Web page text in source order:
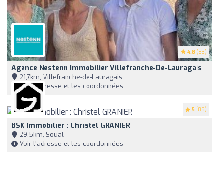
4.8 (83)
Agence Nestenn Immobilier Villefranche-De-Lauragais
21,7km, Villefranche-de-Lauragais
Voir l'adresse et les coordonnées
5 (85)
BSK Immobilier : Christel GRANIER
29,5km, Soual
Voir l'adresse et les coordonnées